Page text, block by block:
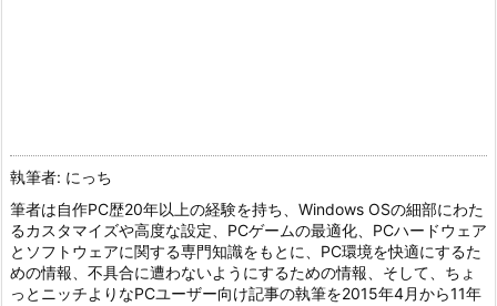
執筆者: にっち
筆者は自作PC歴20年以上の経験を持ち、Windows OSの細部にわた
るカスタマイズや高度な設定、PCゲームの最適化、PCハードウェア
とソフトウェアに関する専門知識をもとに、PC環境を快適にするた
めの情報、不具合に遭わないようにするための情報、そして、ちょ
っとニッチよりなPCユーザー向け記事の執筆を2015年4月から11年